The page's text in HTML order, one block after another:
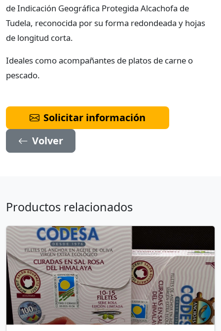
de Indicación Geográfica Protegida Alcachofa de
Tudela, reconocida por su forma redondeada y hojas
de longitud corta.
Ideales como acompañantes de platos de carne o
pescado.
Solicitar información
Volver
Productos relacionados